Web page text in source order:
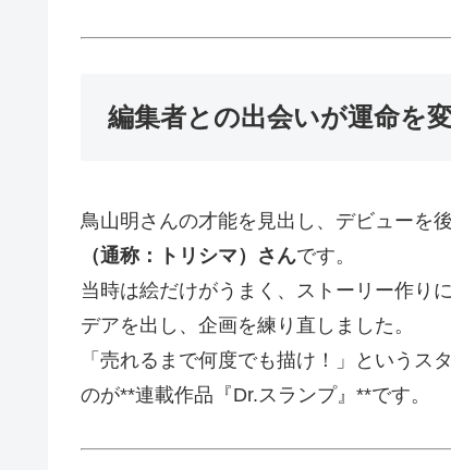
編集者との出会いが運命を
鳥山明さんの才能を見出し、デビューを
（通称：トリシマ）さんです。
当時は絵だけがうまく、ストーリー作り
デアを出し、企画を練り直しました。
「売れるまで何度でも描け！」という
のが**連載作品『Dr.スランプ』**です。